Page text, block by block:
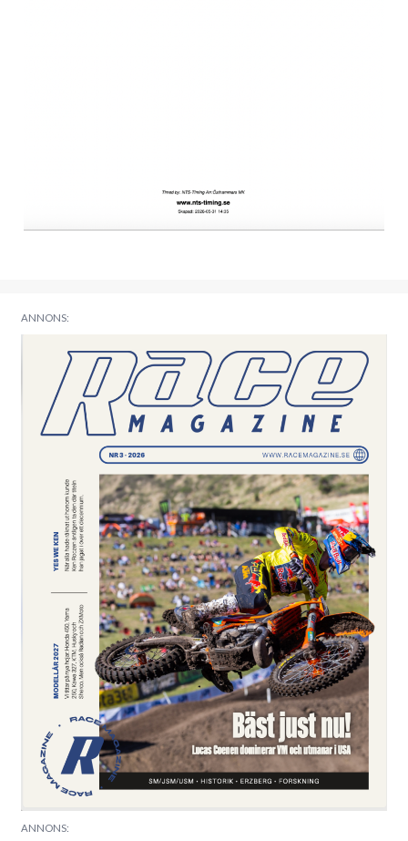
ANNONS:
ANNONS: